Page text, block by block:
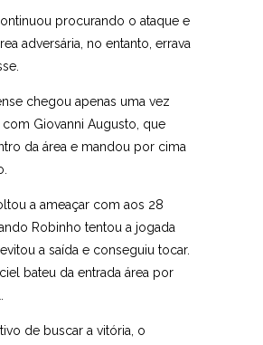
procurando o ataque e
adversária, no entanto, errava
chegou apenas uma vez
Giovanni Augusto, que
da área e mandou por cima
a ameaçar com aos 28
Robinho tentou a jogada
a saída e conseguiu tocar.
bateu da entrada área por
de buscar a vitória, o